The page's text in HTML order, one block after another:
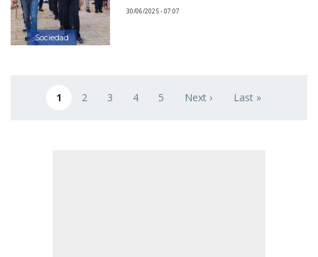
Sociedad
30/06/2025 - 07:07
Página actual
1 Page
2 Page
3 Page
4 Page
5 Siguiente página
Next › Última página
Last »